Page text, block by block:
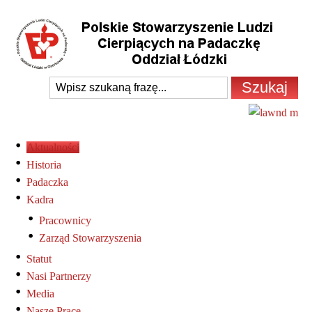
Aktualności
Historia
Padaczka
Kadra
Pracownicy
Zarząd Stowarzyszenia
Statut
Nasi Partnerzy
Media